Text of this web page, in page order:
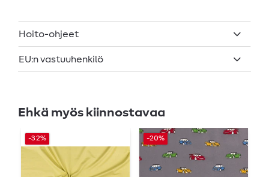
Hoito-ohjeet
EU:n vastuuhenkilö
Ehkä myös kiinnostavaa
-32% -20%